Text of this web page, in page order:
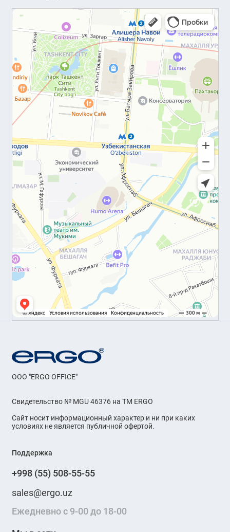
OOO "ERGO OFFICE"
Свидетельство № MGU 46376 на ТМ ERGO
Сайт носит информационный характер и ни при каких
условиях не является публичной офертой.
Поддержка
+998 (55) 508-55-55
sales@ergo.uz
Ежедневно с 9-00 до 18-00